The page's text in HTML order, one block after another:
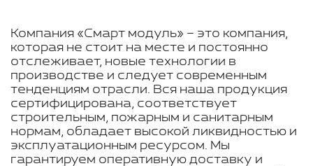
Компания «Смарт модуль» – это компания,
которая не стоит на месте и постоянно
отслеживает, новые технологии в
производстве и следует современным
тенденциям отрасли. Вся наша продукция
сертифицирована, соответствует
строительным, пожарным и санитарным
нормам, обладает высокой ликвидностью и
эксплуатационным ресурсом. Мы
гарантируем оперативную доставку и